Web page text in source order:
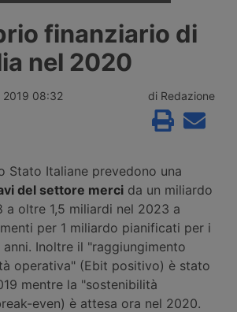
in Rail Logistics Europe, la
ferroviaria merci di Sncf. Restano
Group di Daniel Křetínský, la
e un fondo d’investimento
finanziario di
nel 2020
2019 08:32 di Redazione
Stato Italiane prevedono una
del settore merci da un miliardo
a oltre 1,5 miliardi nel 2023 a
per 1 miliardo pianificati per i
Inoltre il "raggiungimento
operativa" (Ebit positivo) è stato
mentre la "sostenibilità
even) è attesa ora nel 2020.